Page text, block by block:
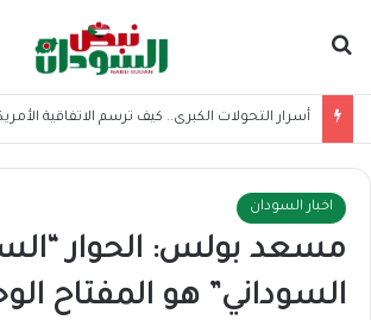
اخبار السودان
مسعد بولس: الحوار
السوداني” هو المفتاح